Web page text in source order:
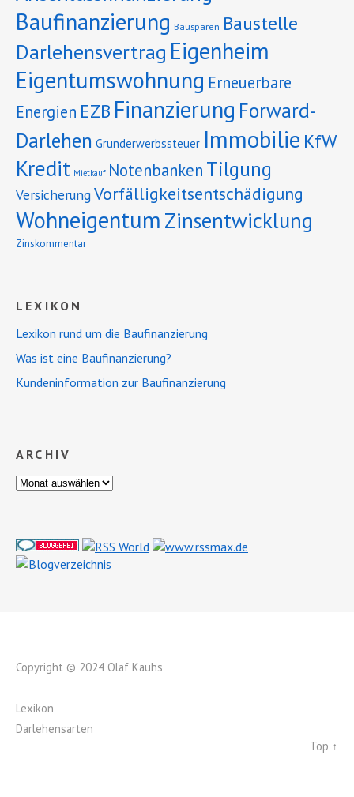
Baufinanzierung Bausparen Baustelle
Darlehensvertrag Eigenheim
Eigentumswohnung Erneuerbare
Energien EZB Finanzierung Forward-
Darlehen Grunderwerbssteuer Immobilie KfW
Kredit Mietkauf Notenbanken Tilgung
VersicherungVorfälligkeitsentschädigung
Wohneigentum Zinsentwicklung
Zinskommentar
LEXIKON
Lexikon rund um die Baufinanzierung
Was ist eine Baufinanzierung?
Kundeninformation zur Baufinanzierung
ARCHIV
Copyright © 2024 Olaf Kauhs
Lexikon
Darlehensarten
Top ↑